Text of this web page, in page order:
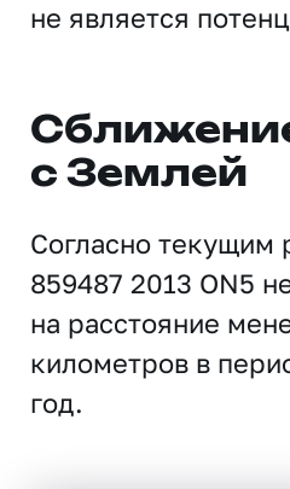
не является
с Землей
Согласно текущим
859487 2013 ON5
на расстояние
километров в
год.